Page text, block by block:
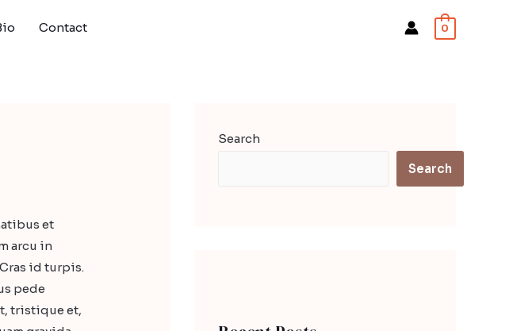
Contact 0
et
arcu in
id turpis.
pede
tristique et,
Search
Search